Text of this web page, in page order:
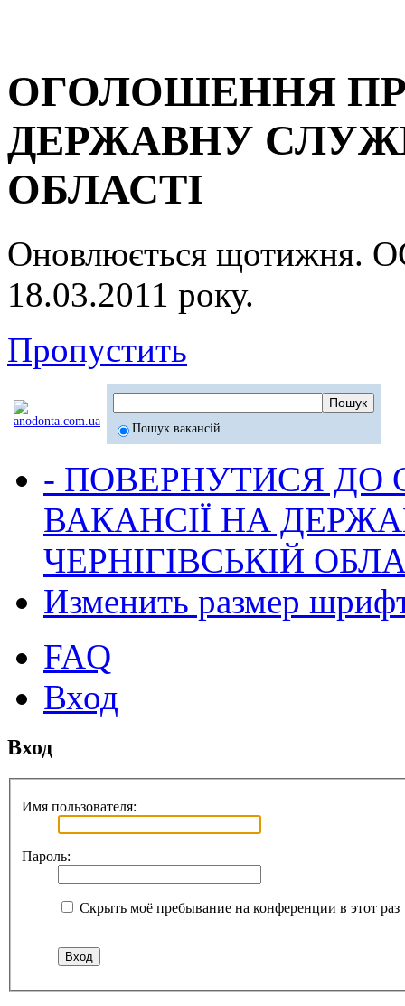
ОГОЛОШЕННЯ
ДЕРЖАВНУ
ОБЛАСТІ
Оновлюється
18.03.2011 року.
Пропустить
Пошук вакансій
- ПОВЕРНУТИСЯ ДО
ВАКАНСІЇ НА
ЧЕРНІГІВСЬКІЙ
Изменить размер
FAQ
Вход
Вход
Имя пользователя:
Пароль:
Скрыть моё пребывание на конференции в этот раз